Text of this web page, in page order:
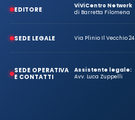
EDITORE
ViViCentro Network
di Barretta Filomena
SEDE LEGALE Via Plinio Il Vecchio 24
SEDE OPERATIVA
E CONTATTI
Assistente legale:
Avv. Luca Zuppelli